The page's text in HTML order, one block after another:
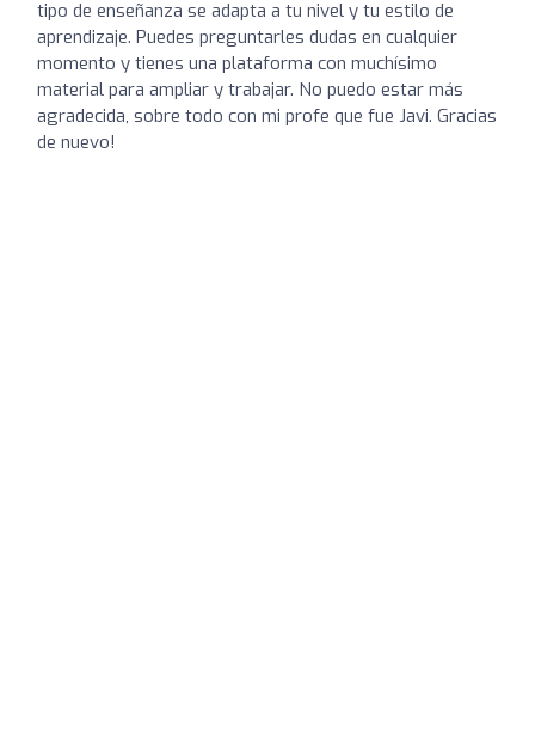
tipo de enseñanza se adapta a tu nivel y tu estilo de
aprendizaje. Puedes preguntarles dudas en cualquier
momento y tienes una plataforma con muchísimo
material para ampliar y trabajar. No puedo estar más
agradecida, sobre todo con mi profe que fue Javi. Gracias
de nuevo!